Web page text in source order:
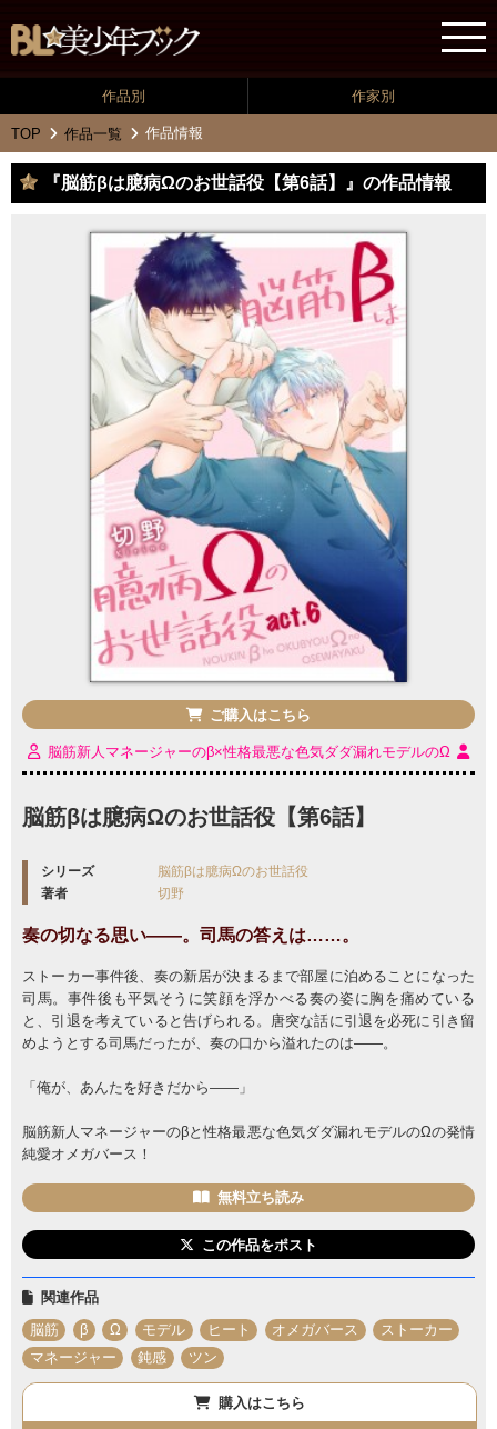
作品別 作家別
TOP 作品一覧 作品情報
『脳筋βは臆病Ωのお世話役【第6話】』の作品情報
ご購入はこちら
脳筋新人マネージャーのβ×性格最悪な色気ダダ漏れモデルのΩ
脳筋βは臆病Ωのお世話役【第6話】
シリーズ
脳筋βは臆病Ωのお世話役
著者
切野
奏の切なる思い――。司馬の答えは……。
ストーカー事件後、奏の新居が決まるまで部屋に泊めることになった
司馬。事件後も平気そうに笑顔を浮かべる奏の姿に胸を痛めている
と、引退を考えていると告げられる。唐突な話に引退を必死に引き留
めようとする司馬だったが、奏の口から溢れたのは――。
「俺が、あんたを好きだから――」
脳筋新人マネージャーのβと性格最悪な色気ダダ漏れモデルのΩの発情
純愛オメガバース！
無料立ち読み
この作品をポスト
関連作品
脳筋
β Ω モデル ヒート オメガバース
ストーカー
マネージャー
鈍感 ツン
購入はこちら